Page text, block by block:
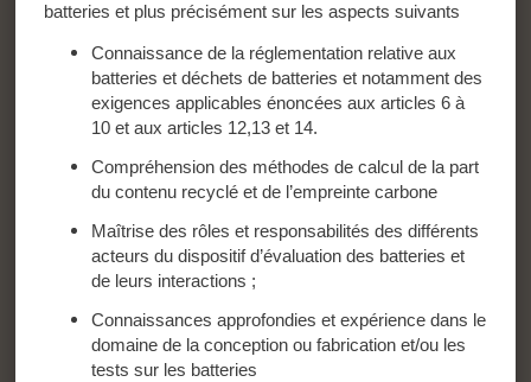
batteries et plus précisément sur les aspects suivants
Connaissance de la réglementation relative aux
batteries et déchets de batteries et notamment des
exigences applicables énoncées aux articles 6 à
10 et aux articles 12,13 et 14.
Compréhension des méthodes de calcul de la part
du contenu recyclé et de l’empreinte carbone
Maîtrise des rôles et responsabilités des différents
acteurs du dispositif d’évaluation des batteries et
de leurs interactions ;
Connaissances approfondies et expérience dans le
domaine de la conception ou fabrication et/ou les
tests sur les batteries